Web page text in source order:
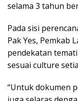
selama 3 tahun
Pada sisi
Pak Yes, Pemkab
pendekatan
sesuai culture
“Untuk dokumen